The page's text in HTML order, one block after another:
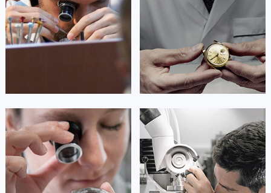
Guangzhou corum Maintain center
 广州昆仑维修
Shenzhen corum Maintain center
 深圳昆仑维修
安尼塔·阿普里尔
资深昆仑技师
是昆仑售后服务中心
(昆仑保养中心)
的高级技师之一
Tianjin corum Maintain center
贝亚特·布兰奇
资深昆仑技师
是昆仑售后服务中心
(昆仑保养中心)
的高级技师之一
Nanjing corum Maintain center